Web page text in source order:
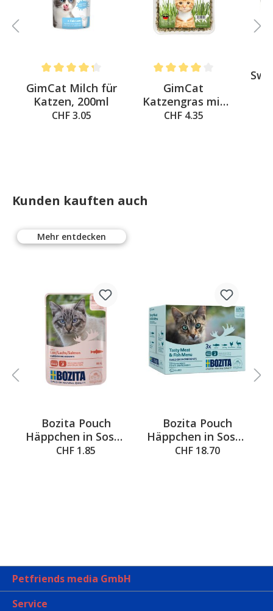
Average rating of 4.3 out of 5 stars
GimCat Milch für
Katzen, 200ml
CHF 3.05
Average rating of 4 out of 5
GimCat
Katzengras mit
natürlicher
CHF 4.35
Kunden kauften auch
Mehr entdecken
Bozita Pouch
Häppchen in Sosse
Lachs, 85g
CHF 1.85
Bozita Pouch
Häppchen in Sosse
Fleisch & Fisch,
CHF 18.70
Petfriends media GmbH
Service